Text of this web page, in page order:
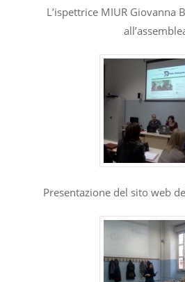
L’ispettrice MIUR Giovanna
Presentazione del sito web